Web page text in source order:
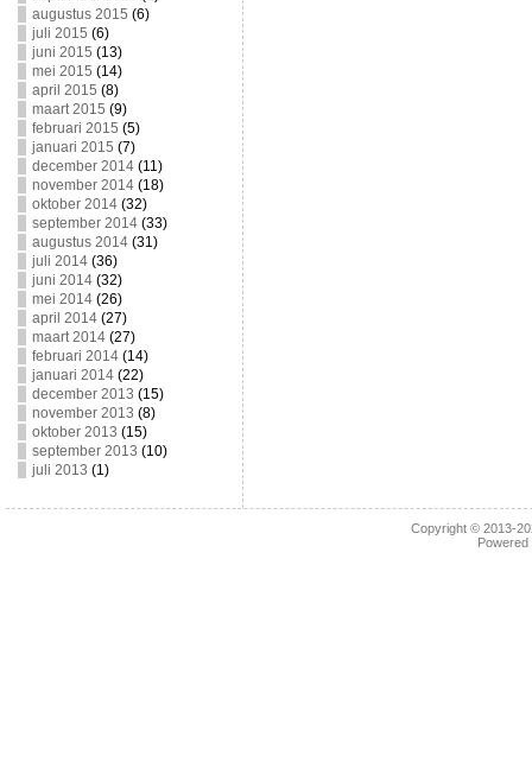
augustus 2015 (6)
juli 2015 (6)
juni 2015 (13)
mei 2015 (14)
april 2015 (8)
maart 2015 (9)
februari 2015 (5)
januari 2015 (7)
december 2014(11)
november 2014(18)
oktober 2014(32)
september 2014(33)
augustus 2014(31)
juli 2014(36)
juni 2014(32)
mei 2014(26)
april 2014(27)
maart 2014(27)
februari 2014(14)
januari 2014(22)
december 2013 (15)
november 2013 (8)
oktober 2013 (15)
september 2013 (10)
juli 2013 (1)
Copyright © 2013-